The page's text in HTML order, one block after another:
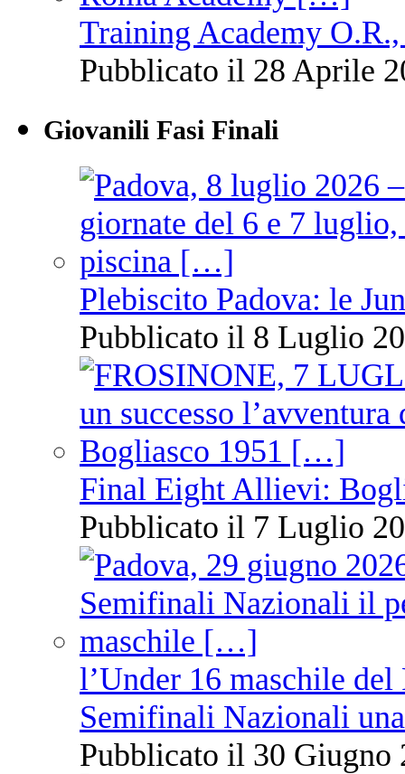
Training Academy
Pubblicato il 28 Aprile
Giovanili Fasi Finali
Plebiscito Padova: le
Pubblicato il 8 Luglio
Final Eight Allievi:
Pubblicato il 7 Luglio
l’Under 16 maschile
Semifinali Nazionali
Pubblicato il 30 Giugno